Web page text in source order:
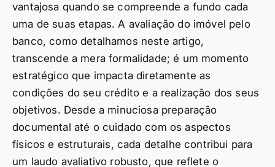
vantajosa quando se compreende a fundo cada
uma de suas etapas. A avaliação do imóvel pelo
banco, como detalhamos neste artigo,
transcende a mera formalidade; é um momento
estratégico que impacta diretamente as
condições do seu crédito e a realização dos seus
objetivos. Desde a minuciosa preparação
documental até o cuidado com os aspectos
físicos e estruturais, cada detalhe contribui para
um laudo avaliativo robusto, que reflete o